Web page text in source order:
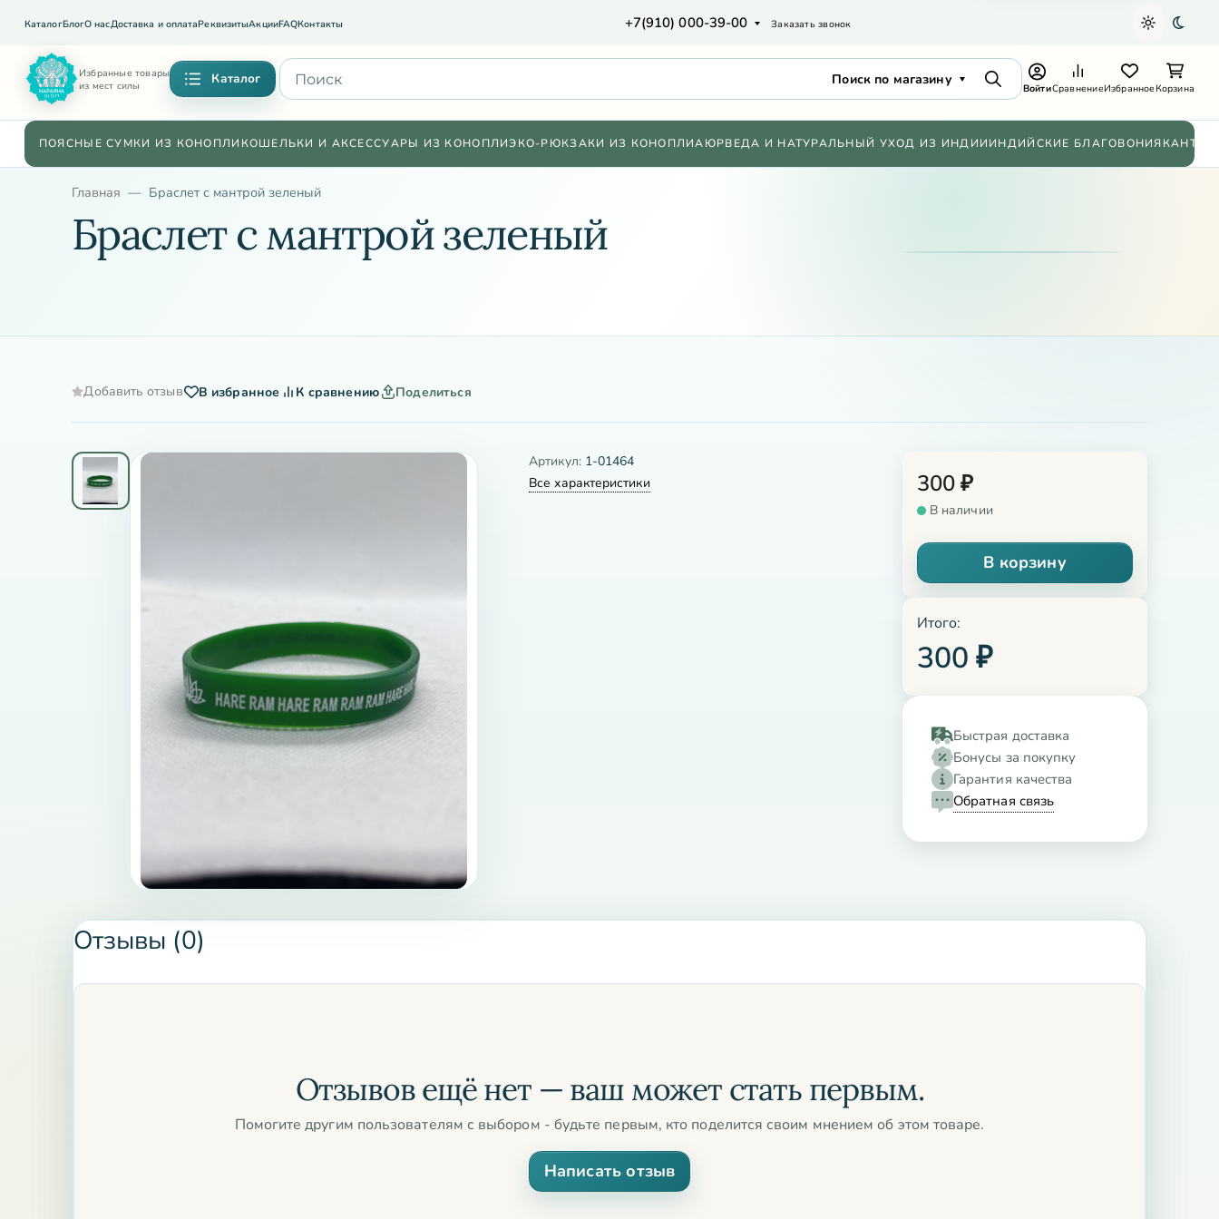
КаталогБлогО насДоставка и оплатаРеквизитыАкцииFAQКонтакты +7(910) 000-39-00 Заказать звонок Светлая
Избранные товары
из мест силы
Каталог Поиск по магазину ПоискВойтиСравнениеИзбранноеКорзина
ПОЯСНЫЕ СУМКИ ИЗ КОНОПЛИ КОШЕЛЬКИ И АКСЕССУАРЫ ИЗ КОНОПЛИЭКО-РЮКЗАКИ ИЗ КОНОПЛИАЮРВЕДА И НАТУРАЛЬНЫЙ УХОД ИЗ ИНДИИИНДИЙСКИЕ БЛАГОВОНИЯ
Главная Браслет с мантрой зеленый
Браслет с мантрой зеленый
Добавить отзыв В избранное К сравнению Поделиться
Артикул: 1-01464
Все характеристики
300₽
В наличии
В корзину
Итого:
300 ₽
Быстрая доставка
Бонусы за покупку
Гарантия качества
Обратная связь
Отзывы (0)
Отзывов ещё нет — ваш может стать первым.
Помогите другим пользователям с выбором - будьте первым, кто поделится своим мнением об этом товаре.
Написать отзыв